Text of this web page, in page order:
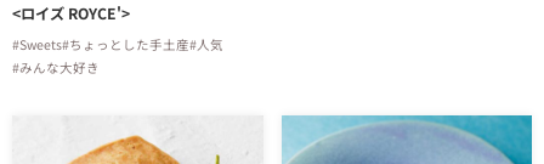
<ロイズ ROYCE'>
#Sweets#ちょっとした手土産#人気
#みんな大好き